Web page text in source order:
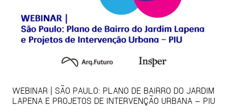
WEBINAR | SÃO PAULO: PLANO DE BAIRRO DO JARDIM
LAPENA E PROJETOS DE INTERVENÇÃO URBANA – PIU